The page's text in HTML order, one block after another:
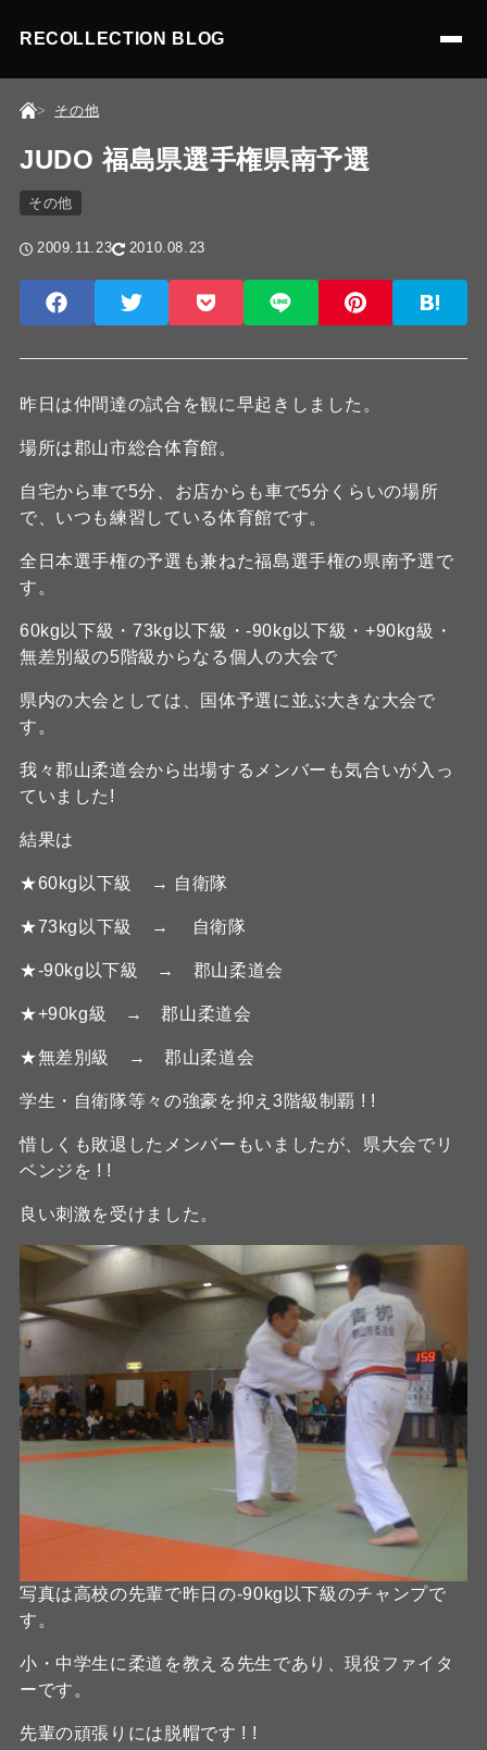
RECOLLECTION BLOG
その他
JUDO 福島県選手権県南予選
その他
2009.11.23 2010.08.23
昨日は仲間達の試合を観に早起きしました。
場所は郡山市総合体育館。
自宅から車で5分、お店からも車で5分くらいの場所
で、いつも練習している体育館です。
全日本選手権の予選も兼ねた福島選手権の県南予選で
す。
60kg以下級・73kg以下級・-90kg以下級・+90kg級・
無差別級の5階級からなる個人の大会で
県内の大会としては、国体予選に並ぶ大きな大会で
す。
我々郡山柔道会から出場するメンバーも気合いが入っ
ていました!
結果は
★60kg以下級 → 自衛隊
★73kg以下級 → 自衛隊
★-90kg以下級 → 郡山柔道会
★+90kg級 → 郡山柔道会
★無差別級 → 郡山柔道会
学生・自衛隊等々の強豪を抑え3階級制覇 ! !
惜しくも敗退したメンバーもいましたが、県大会でリ
ベンジを ! !
良い刺激を受けました。
写真は高校の先輩で昨日の-90kg以下級のチャンプで
す。
小・中学生に柔道を教える先生であり、現役ファイタ
ーです。
先輩の頑張りには脱帽です ! !